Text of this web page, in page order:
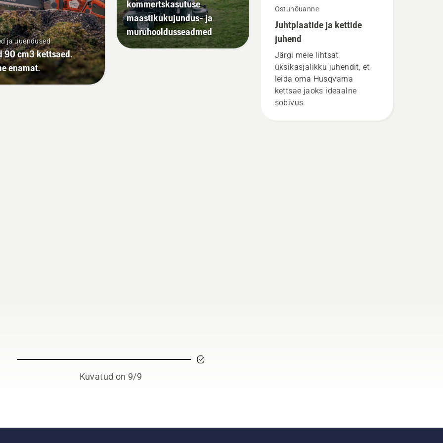
ja uuendused
90 cm3 kettsaed.
enamat.
kommertskasutuse
maastikukujundus- ja
muruhooldusseadmed
Ostunõuanne
Juhtplaatide ja kettide
juhend
Järgi meie lihtsat
üksikasjalikku juhendit, et
leida oma Husqvarna
kettsae jaoks ideaalne
sobivus.
Kuvatud on 9/9